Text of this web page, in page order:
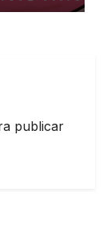
publicar